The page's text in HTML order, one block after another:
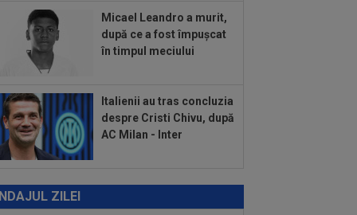
Cele mai tari meciuri din
se văd ÎN DIRECT la Digi Sport,
Micael Leandro a murit,
după ce a fost împușcat
în timpul meciului
Italienii au tras concluzia
despre Cristi Chivu, după
AC Milan - Inter
ZILEI